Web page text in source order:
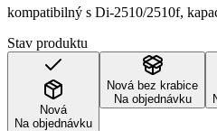
kompatibilný s Di-2510/2510f,
Stav produktu
Nová
Na objednávku
Nová bez krabice
Na objednávku